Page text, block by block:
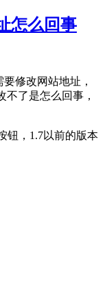
怎么回事
修改网站地址，
不了是怎么回事，
钮，1.7以前的版本